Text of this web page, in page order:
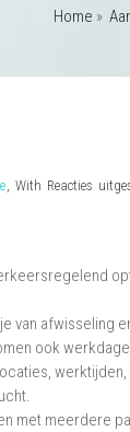
Home »
, With Reacties
van afwisseling
ook
met meerdere